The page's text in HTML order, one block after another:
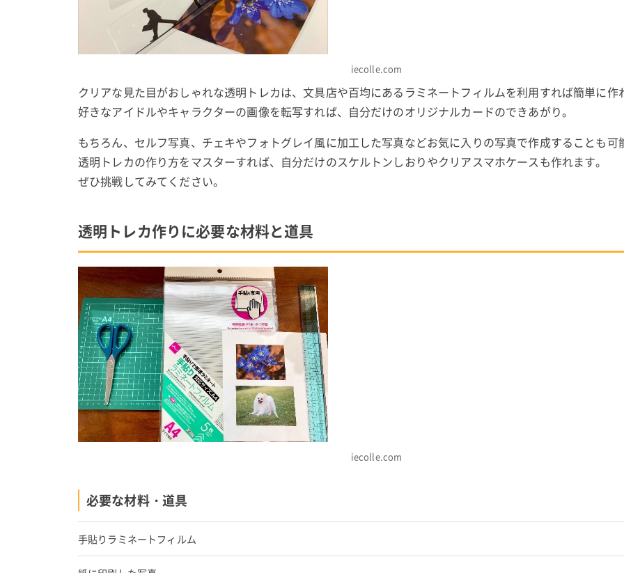
iecolle.com
クリアな見た目がおしゃれな透明トレカは、文具店や百均にあるラミネートフィルムを利用すれば簡単に作
好きなアイドルやキャラクターの画像を転写すれば、自分だけのオリジナルカードのできあがり。
もちろん、セルフ写真、チェキやフォトグレイ風に加工した写真などお気に入りの写真で作成することも可
透明トレカの作り方をマスターすれば、自分だけのスケルトンしおりやクリアスマホケースも作れます。
ぜひ挑戦してみてください。
透明トレカ作りに必要な材料と道具
iecolle.com
必要な材料・道具
手貼りラミネートフィルム